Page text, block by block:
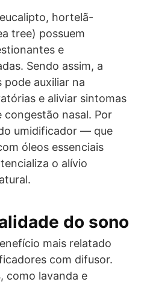
hortelã-
tree) possuem
e
Sendo assim, a
pode auxiliar na
e aliviar sintomas
congestão nasal. Por
umidificador — que
óleos essenciais
o alívio
do sono
mais relatado
com difusor.
como lavanda e